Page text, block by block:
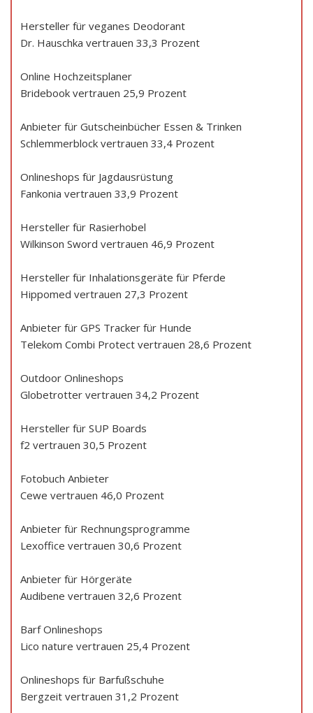
Hersteller für veganes Deodorant
Dr. Hauschka vertrauen 33,3 Prozent
Online Hochzeitsplaner
Bridebook vertrauen 25,9 Prozent
Anbieter für Gutscheinbücher Essen & Trinken
Schlemmerblock vertrauen 33,4 Prozent
Onlineshops für Jagdausrüstung
Fankonia vertrauen 33,9 Prozent
Hersteller für Rasierhobel
Wilkinson Sword vertrauen 46,9 Prozent
Hersteller für Inhalationsgeräte für Pferde
Hippomed vertrauen 27,3 Prozent
Anbieter für GPS Tracker für Hunde
Telekom Combi Protect vertrauen 28,6 Prozent
Outdoor Onlineshops
Globetrotter vertrauen 34,2 Prozent
Hersteller für SUP Boards
f2 vertrauen 30,5 Prozent
Fotobuch Anbieter
Cewe vertrauen 46,0 Prozent
Anbieter für Rechnungsprogramme
Lexoffice vertrauen 30,6 Prozent
Anbieter für Hörgeräte
Audibene vertrauen 32,6 Prozent
Barf Onlineshops
Lico nature vertrauen 25,4 Prozent
Onlineshops für Barfußschuhe
Bergzeit vertrauen 31,2 Prozent